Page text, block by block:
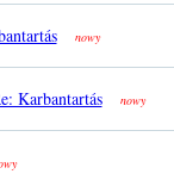
nowy
Karbantartás nowy